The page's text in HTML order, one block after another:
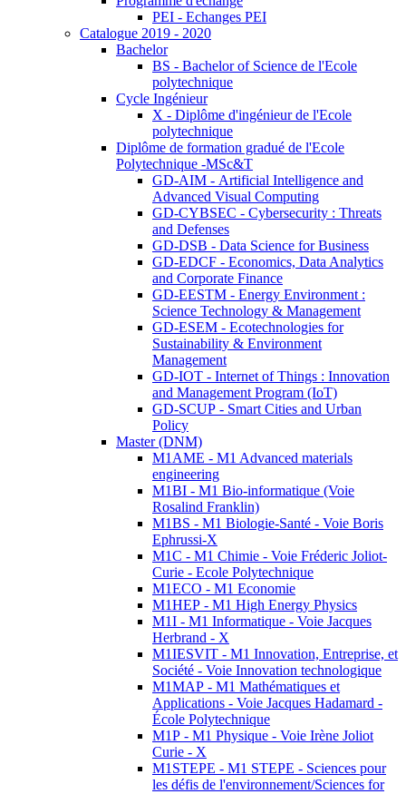
PEI - Echanges PEI
Catalogue 2019 - 2020
Bachelor
BS - Bachelor of Science de l'Ecole
polytechnique
Cycle Ingénieur
X - Diplôme d'ingénieur de l'Ecole
polytechnique
Diplôme de formation gradué de l'Ecole
Polytechnique -MSc&T
GD-AIM - Artificial Intelligence and
Advanced Visual Computing
GD-CYBSEC - Cybersecurity : Threats
and Defenses
GD-DSB - Data Science for Business
GD-EDCF - Economics, Data Analytics
and Corporate Finance
GD-EESTM - Energy Environment :
Science Technology & Management
GD-ESEM - Ecotechnologies for
Sustainability & Environment
Management
GD-IOT - Internet of Things : Innovation
and Management Program (IoT)
GD-SCUP - Smart Cities and Urban
Policy
Master (DNM)
M1AME - M1 Advanced materials
engineering
M1BI - M1 Bio-informatique (Voie
Rosalind Franklin)
M1BS - M1 Biologie-Santé - Voie Boris
Ephrussi-X
M1C - M1 Chimie - Voie Fréderic Joliot-
Curie - Ecole Polytechnique
M1ECO - M1 Economie
M1HEP - M1 High Energy Physics
M1I - M1 Informatique - Voie Jacques
Herbrand - X
M1IESVIT - M1 Innovation, Entreprise, et
Société - Voie Innovation technologique
M1MAP - M1 Mathématiques et
Applications - Voie Jacques Hadamard -
École Polytechnique
M1P - M1 Physique - Voie Irène Joliot
Curie - X
M1STEPE - M1 STEPE - Sciences pour
les défis de l'environnement/Sciences for